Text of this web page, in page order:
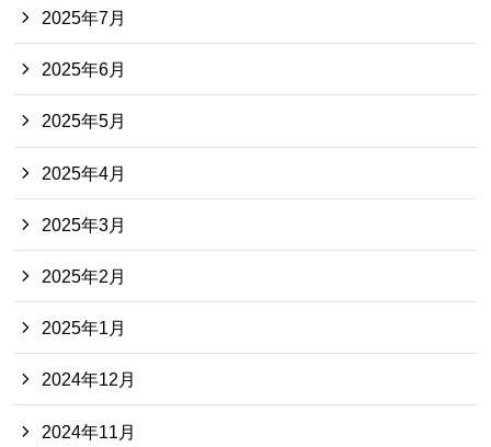
2025年7月
2025年6月
2025年5月
2025年4月
2025年3月
2025年2月
2025年1月
2024年12月
2024年11月